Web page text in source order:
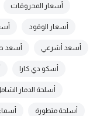
أسعار المحروقات
أسعار الوقود
أسعد أشرعي أسعد
أسكو دي كارا
أسلحة الدمار
أسلحة متطورة